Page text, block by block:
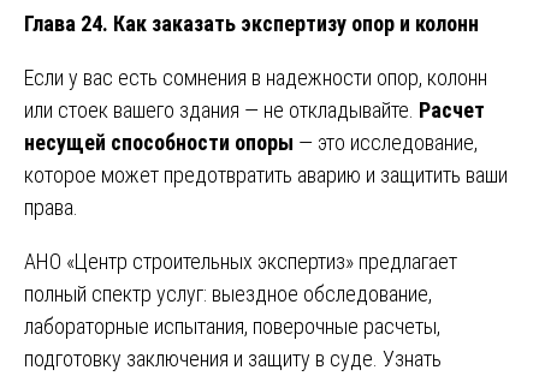
Глава 24. Как заказать экспертизу опор и колонн
Если у вас есть сомнения в надежности опор, колонн
или стоек вашего здания — не откладывайте. Расчет
несущей способности опоры — это исследование,
которое может предотвратить аварию и защитить ваши
права.
АНО «Центр строительных экспертиз» предлагает
полный спектр услуг: выездное обследование,
лабораторные испытания, поверочные расчеты,
подготовку заключения и защиту в суде. Узнать